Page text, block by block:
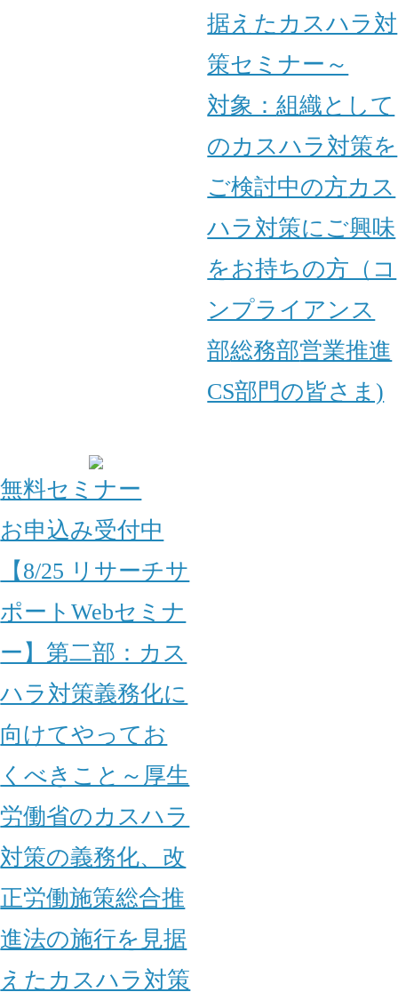
据えたカスハラ対
策セミナー～
対象：組織として
のカスハラ対策を
ご検討中の方カス
ハラ対策にご興味
をお持ちの方（コ
ンプライアンス
部総務部営業推進
CS部門の皆さま)
無料セミナー
お申込み受付中
【8/25 リサーチサ
ポートWebセミナ
ー】第二部：カス
ハラ対策義務化に
向けてやってお
くべきこと～厚生
労働省のカスハラ
対策の義務化、改
正労働施策総合推
進法の施行を見据
えたカスハラ対策